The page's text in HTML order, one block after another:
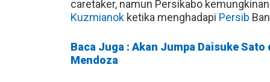
caretaker, namun Persikabo
Kuzmianok ketika menghadapi Persib
Baca Juga : Akan Jumpa Daisuke
Mendoza